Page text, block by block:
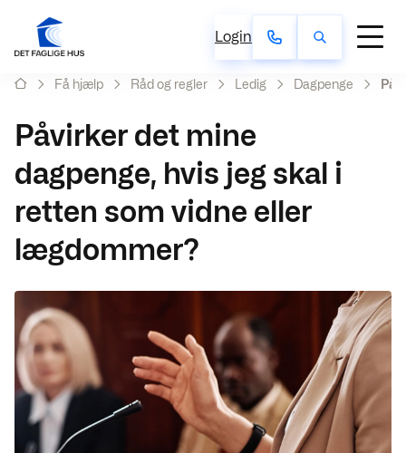
Login
Få hjælp Råd og regler Ledig Dagpenge
Påvirker det mine
dagpenge, hvis jeg skal i
retten som vidne eller
lægdommer?